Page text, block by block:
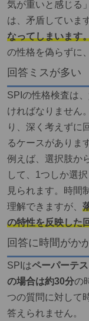
気が重いと感じる
は、矛盾していま
なってしまいます
の性格を偽らずに
回答ミスが多い
SPIの性格検査は
ければなりません
り、深く考えずに
るケースがありま
例えば、選択肢か
して、1つしか選
見られます。時間
理解できますが、
の特性を反映した
回答に時間がか
SPIはペーパーテ
の場合は約30分の
つの質問に対して
答えられません。